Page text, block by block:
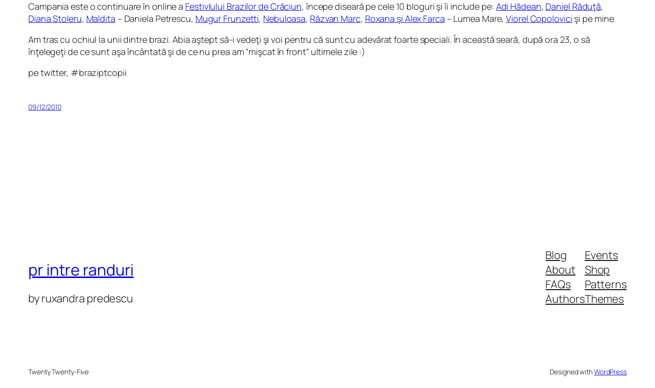
Campania este o continuare în online a Festivlului Brazilor de Crăciun, începe diseară pe cele 10 bloguri şi îi include pe: Adi Hădean, Daniel Răduţă,
Diana Stoleru, Maldita – Daniela Petrescu, Mugur Frunzetti, Nebuloasa, Răzvan Marc, Roxana şi Alex Farca – Lumea Mare,Viorel Copolovici şi pe mine.
Am tras cu ochiul la unii dintre brazi. Abia aştept să-i vedeţi şi voi pentru că sunt cu adevărat foarte speciali. În această seară, după ora 23, o să
înţelegeţi de ce sunt aşa încântată şi de ce nu prea am “mişcat în front” ultimele zile :)
pe twitter, #braziptcopii
09/12/2010
pr intre randuri
by ruxandra predescu
Blog
About
FAQs
Authors
Events
Shop
Patterns
Themes
Twenty Twenty-Five Designed withWordPress